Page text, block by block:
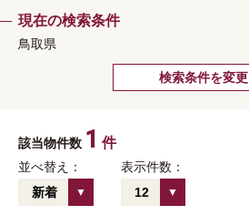
現在の検索条件
鳥取県
検索条件を変更
該当物件数 1 件
並べ替え：
新着
表示件数：
12